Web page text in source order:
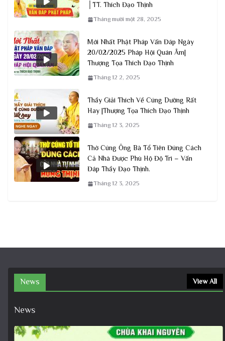
│TT. Thích Đạo Thịnh
Tháng mười một 28, 2025
Mới Nhất Phật Pháp Vấn Đáp Ngày
20/02/2025 Pháp Hội Quán Âm|
Thượng Tọa Thích Đạo Thịnh
Tháng 12 2, 2025
Thầy Giải Thích Về Cúng Dường Rất
Hay |Thượng Tọa Thích Đạo Thịnh
Tháng 12 3, 2025
Thờ Cúng Ông Bà Tổ Tiên Đúng Cách
Cả Nhà Được Phù Hộ Độ Trì – Vấn
Đáp Thầy Đạo Thịnh.
Tháng 12 3, 2025
News View All
News